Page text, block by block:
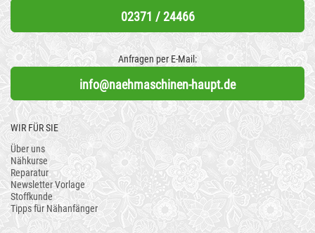
02371 / 24466
Anfragen per E-Mail:
info@naehmaschinen-haupt.de
WIR FÜR SIE
Über uns
Nähkurse
Reparatur
Newsletter Vorlage
Stoffkunde
Tipps für Nähanfänger